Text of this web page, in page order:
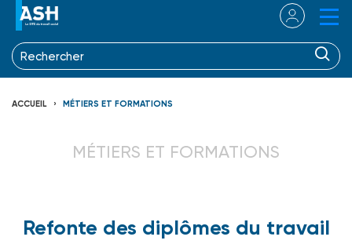
ACCUEIL MÉTIERS ET FORMATIONS
MÉTIERS ET FORMATIONS
Refonte des diplômes du travail